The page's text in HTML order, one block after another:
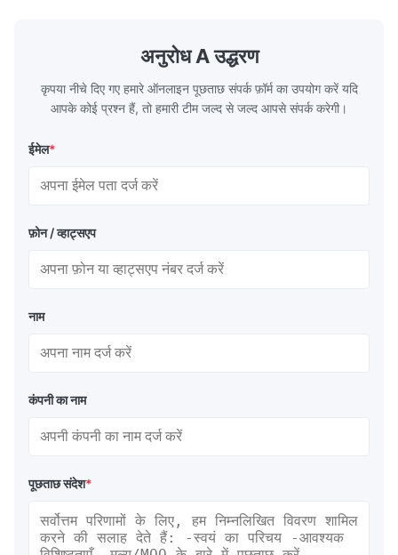
the basic component of boiler water
circulation loop.Because of both cooling
अनुरोध A उद्धरण
कृपया नीचे दिए गए हमारे ऑनलाइन पूछताछ संपर्क फ़ॉर्म का उपयोग करें यदि
आपके कोई प्रश्न हैं, तो हमारी टीम जल्द से जल्द आपसे संपर्क करेगी।
ईमेल*
फ़ोन / व्हाट्सएप
नाम
कंपनी का नाम
पूछताछ संदेश*